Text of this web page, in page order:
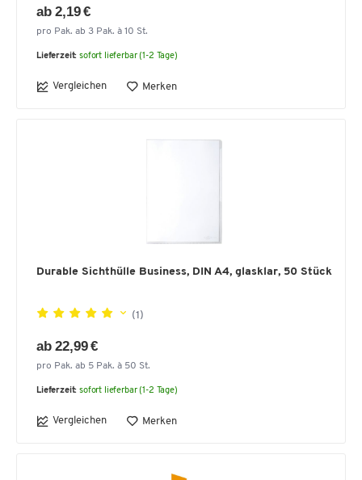
ab 2,19 €
pro Pak. ab 3 Pak. à 10 St.
Lieferzeit: sofort lieferbar (1-2 Tage)
Vergleichen Merken
Durable Sichthülle Business, DIN A4, glasklar, 50 Stück
(1)
ab 22,99 €
pro Pak. ab 5 Pak. à 50 St.
Lieferzeit: sofort lieferbar (1-2 Tage)
Vergleichen Merken